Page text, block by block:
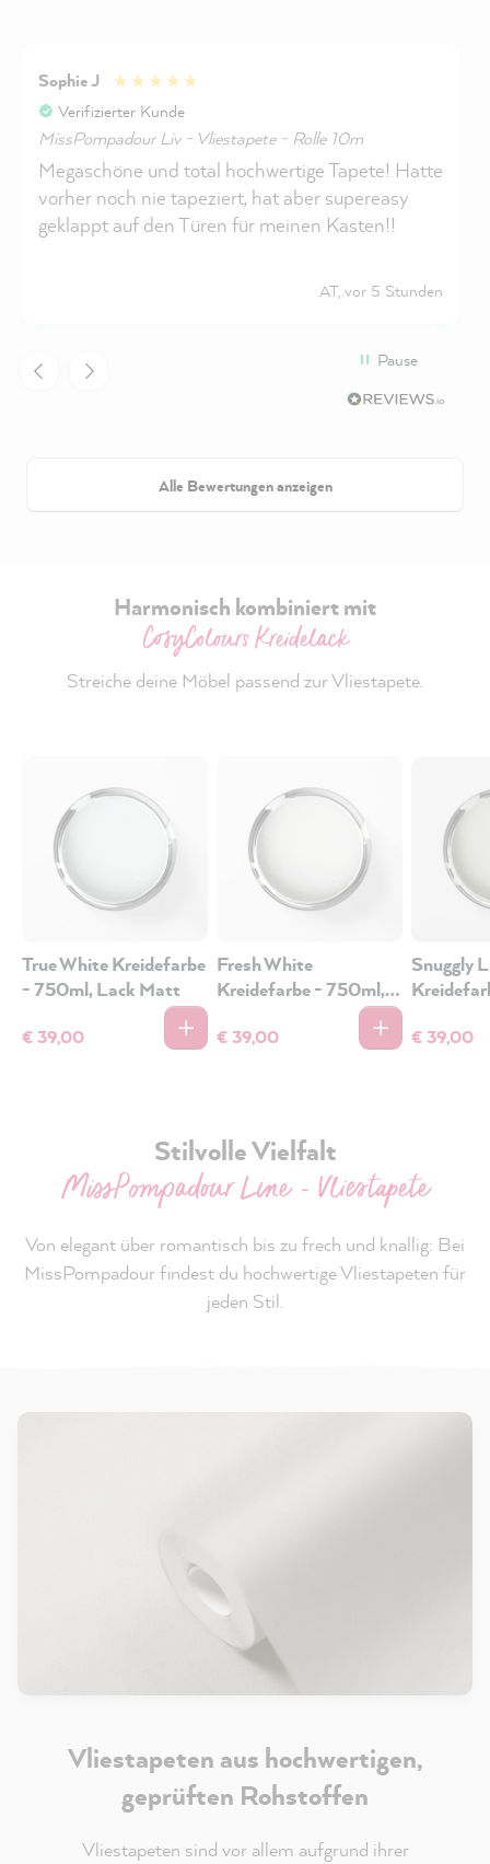
Sophie J
Verifizierter Kunde
MissPompadour Liv - Vliestapete - Rolle 10m
Megaschöne und total hochwertige Tapete! Hatte
vorher noch nie tapeziert, hat aber supereasy
geklappt auf den Türen für meinen Kasten!!
AT, vor 5 Stunden
Pause
Alle Bewertungen anzeigen
Harmonisch kombiniert mit
CosyColours Kreidelack
Streiche deine Möbel passend zur Vliestapete.
True White Kreidefarbe
- 750ml, Lack Matt
€ 39,00
Fresh White
Kreidefarbe - 750ml,
€ 39,00
Snuggly
€ 39,00
Stilvolle Vielfalt
MissPompadour Line - Vliestapete
Von elegant über romantisch bis zu frech und knallig: Bei
MissPompadour findest du hochwertige Vliestapeten für
jeden Stil.
Vliestapeten aus hochwertigen,
geprüften Rohstoffen
Vliestapeten sind vor allem aufgrund ihrer